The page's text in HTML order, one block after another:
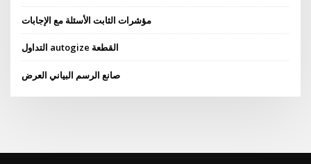
مؤشرات الثابت الأسئلة مع الإجابات
التداول autogize القطعة
صانع الرسم البياني العرض